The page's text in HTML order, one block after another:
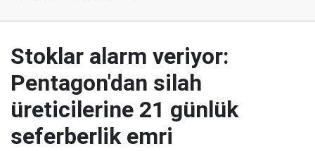
Stoklar alarm veriyor:
Pentagon'dan silah
üreticilerine 21 günlük
seferberlik emri